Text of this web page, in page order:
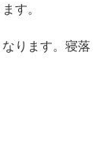
す。
ります。寝落